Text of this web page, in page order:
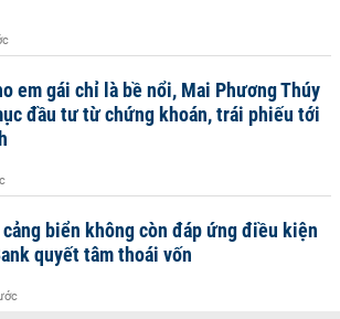
em gái chỉ là bề nổi, Mai Phương Thúy
đầu tư từ chứng khoán, trái phiếu tới
biển không còn đáp ứng điều kiện
quyết tâm thoái vốn